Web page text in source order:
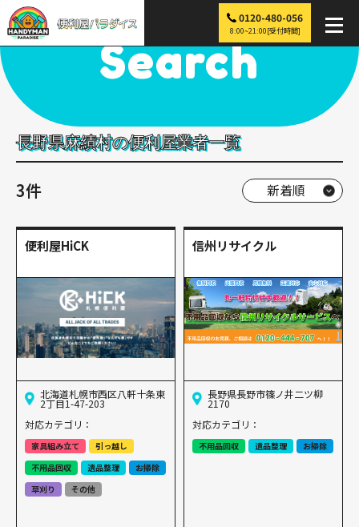
0120-480-056
8:00~21:00[受付時間]
便利屋パラダイス > 探す > 麻績村
Search
長野県麻績村の便利屋業者一覧
3件
便利屋HiCK
北海道札幌市西区八軒十条東
2丁目1-47-203
対応カテゴリ：
家具組み立て
引っ越し
不用品回収
遺品整理
お掃除
草刈り
その他
信州リサイクル
長野県長野市篠ノ井二ツ柳
2170
対応カテゴリ：
不用品回収 遺品整理 お掃除